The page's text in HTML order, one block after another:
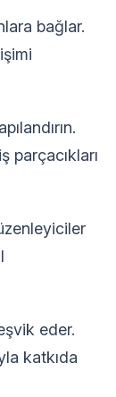
bağlar.
parçacıkları
eder.
katkıda